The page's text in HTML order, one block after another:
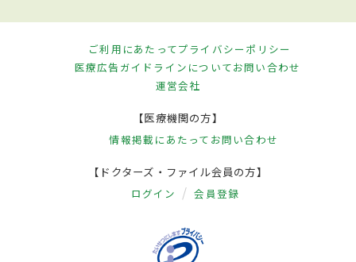
ご利用にあたってプライバシーポリシー
医療広告ガイドラインについてお問い合わせ
運営会社
【医療機関の方】
情報掲載にあたって お問い合わせ
【ドクターズ・ファイル会員の方】
ログイン 会員登録